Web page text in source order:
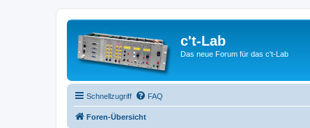
c't-Lab
Das neue Forum für das c't-Lab
Schnellzugriff FAQ
Foren-Übersicht